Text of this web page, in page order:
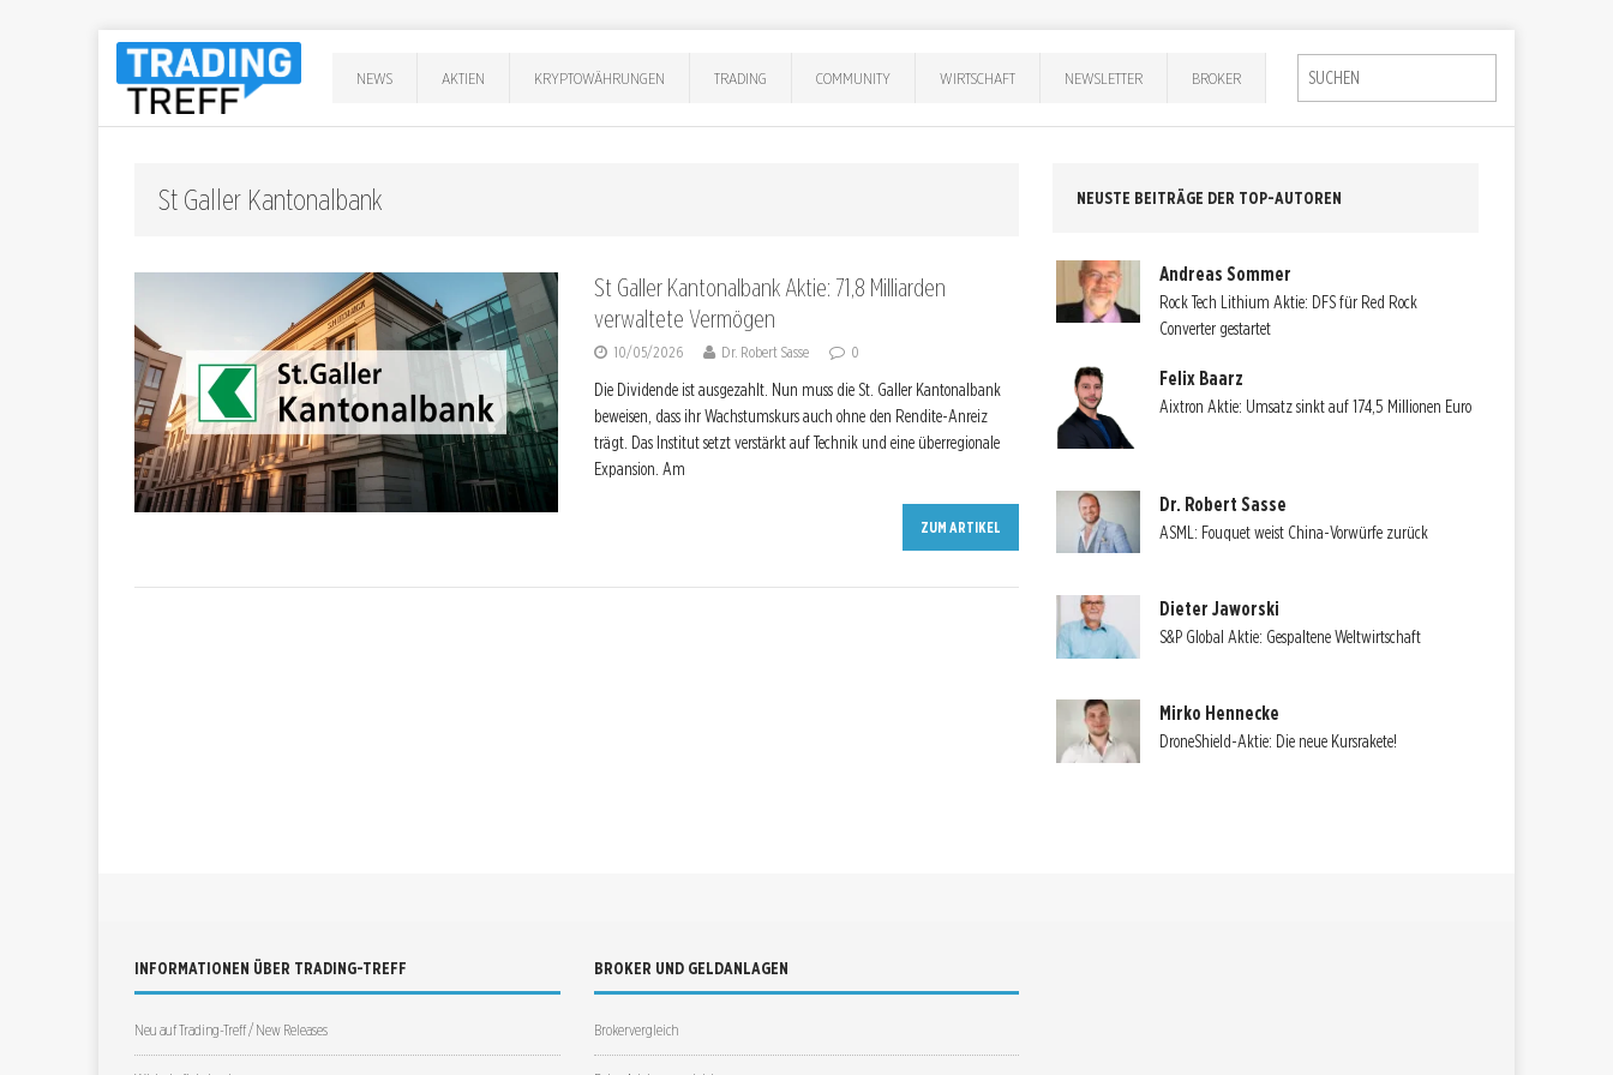
NEWS AKTIEN KRYPTOWÄHRUNGEN TRADING COMMUNITY WIRTSCHAFT NEWSLETTER BROKER
St Galler Kantonalbank
St Galler Kantonalbank Aktie: 71,8 Milliarden
verwaltete Vermögen
10/05/2026 Dr. Robert Sasse 0
Die Dividende ist ausgezahlt. Nun muss die St. Galler Kantonalbank
beweisen, dass ihr Wachstumskurs auch ohne den Rendite-Anreiz
trägt. Das Institut setzt verstärkt auf Technik und eine überregionale
Expansion. Am
ZUM ARTIKEL
NEUSTE BEITRÄGE DER TOP-AUTOREN
Andreas Sommer
Rock Tech Lithium Aktie: DFS für Red Rock
Converter gestartet
Felix Baarz
Aixtron Aktie: Umsatz sinkt auf 174,5 Millionen Euro
Dr. Robert Sasse
ASML: Fouquet weist China-Vorwürfe zurück
Dieter Jaworski
S&P Global Aktie: Gespaltene Weltwirtschaft
Mirko Hennecke
DroneShield-Aktie: Die neue Kursrakete!
INFORMATIONEN ÜBER TRADING-TREFF
Neu auf Trading-Treff / New Releases
BROKER UND GELDANLAGEN
Brokervergleich